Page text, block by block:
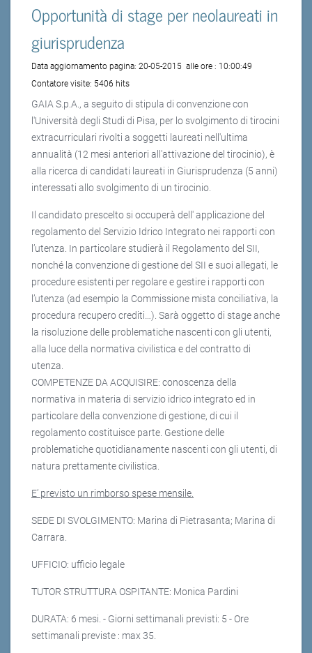
Opportunità di stage per neolaureati in
giurisprudenza
Data aggiornamento pagina: 20-05-2015 alle ore : 10:00:49
Contatore visite: 5406 hits
GAIA S.p.A., a seguito di stipula di convenzione con
l'Università degli Studi di Pisa, per lo svolgimento di tirocini
extracurriculari rivolti a soggetti laureati nell'ultima
annualità (12 mesi anteriori all'attivazione del tirocinio), è
alla ricerca di candidati laureati in Giurisprudenza (5 anni)
interessati allo svolgimento di un tirocinio.
Il candidato prescelto si occuperà dell' applicazione del
regolamento del Servizio Idrico Integrato nei rapporti con
l’utenza. In particolare studierà il Regolamento del SII,
nonché la convenzione di gestione del SII e suoi allegati, le
procedure esistenti per regolare e gestire i rapporti con
l’utenza (ad esempio la Commissione mista conciliativa, la
procedura recupero crediti…). Sarà oggetto di stage anche
la risoluzione delle problematiche nascenti con gli utenti,
alla luce della normativa civilistica e del contratto di
utenza.
COMPETENZE DA ACQUISIRE: conoscenza della
normativa in materia di servizio idrico integrato ed in
particolare della convenzione di gestione, di cui il
regolamento costituisce parte. Gestione delle
problematiche quotidianamente nascenti con gli utenti, di
natura prettamente civilistica.
E’ previsto un rimborso spese mensile.
SEDE DI SVOLGIMENTO: Marina di Pietrasanta; Marina di
Carrara.
UFFICIO: ufficio legale
TUTOR STRUTTURA OSPITANTE: Monica Pardini
DURATA: 6 mesi. - Giorni settimanali previsti: 5 - Ore
settimanali previste : max 35.